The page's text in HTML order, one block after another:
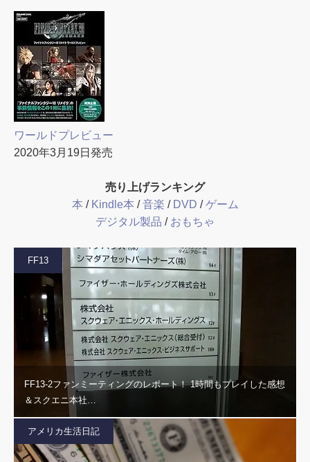
ワールドプレビュー
2020年3月19日発売
売り上げランキング
本 / Kindle本 /音楽 / DVD /ゲーム
デジタル製品 / おもちゃ
FF13
FF13-2ファンミーティングのレポート！ 1時間もプレイした感想
＆スクエニ本社…
アメリカ生活日記